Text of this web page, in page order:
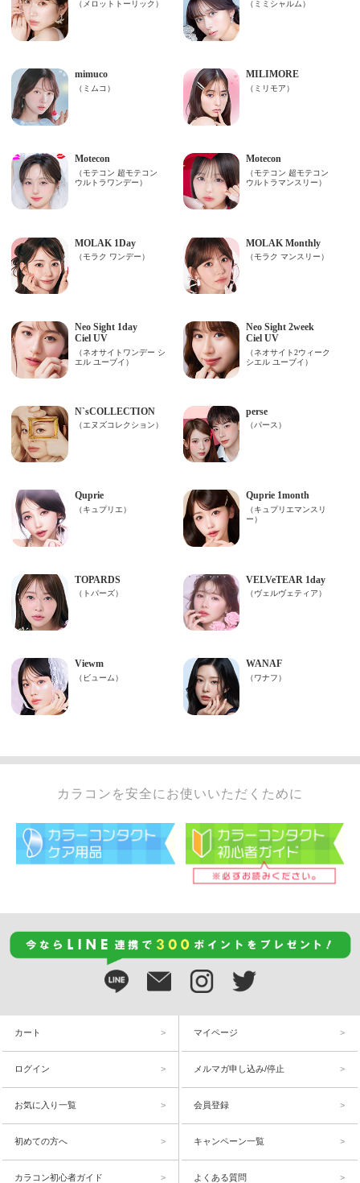
カラコンを安全にお使いいただくために
カート マイページ
ログイン メルマガ申し込み/停止
お気に入り一覧 会員登録
初めての方へ キャンペーン一覧
カラコン初心者ガイド よくある質問